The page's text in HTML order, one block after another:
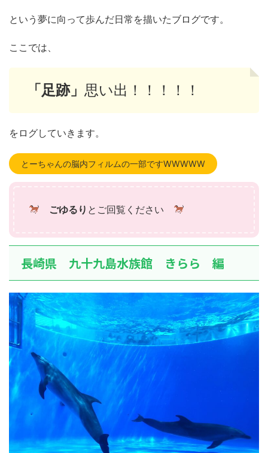
という夢に向って歩んだ日常を描いたブログです。
ここでは、
「足跡」 思い出！！！！！
をログしていきます。
とーちゃんの脳内フィルムの一部ですWWWWW
ごゆるり とご回覧ください
長崎県 九十九島水族館 きらら 編